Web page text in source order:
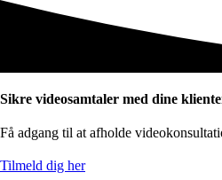
Sikre videosamtaler med dine
Få adgang til at afholde
Tilmeld dig her